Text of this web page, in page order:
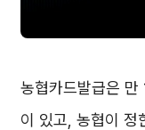
농협카드발급은 만
이 있고, 농협이 정